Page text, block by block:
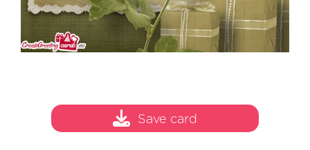
Save card